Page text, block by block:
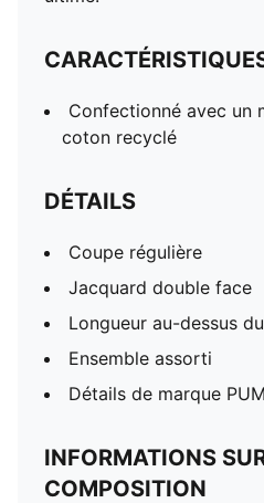
Confectionné avec un
coton recyclé
DÉTAILS
Coupe régulière
Jacquard double face
Longueur au-dessus
Ensemble assorti
Détails de marque
INFORMATIONS
COMPOSITION